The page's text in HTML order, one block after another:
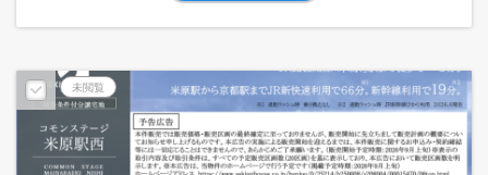
未閲覧 予告広告